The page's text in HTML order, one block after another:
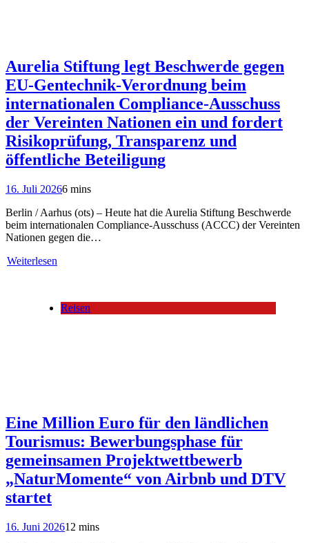
Aurelia Stiftung legt Beschwerde gegen
EU-Gentechnik-Verordnung beim
internationalen Compliance-Ausschuss
der Vereinten Nationen ein und fordert
Risikoprüfung, Transparenz und
öffentliche Beteiligung
16. Juli 20266 mins
Berlin / Aarhus (ots) – Heute hat die Aurelia Stiftung Beschwerde
beim internationalen Compliance-Ausschuss (ACCC) der Vereinten
Nationen gegen die…
Weiterlesen
Reisen
Eine Million Euro für den ländlichen
Tourismus: Bewerbungsphase für
gemeinsamen Projektwettbewerb
„NaturMomente“ von Airbnb und DTV
startet
16. Juni 202612 mins